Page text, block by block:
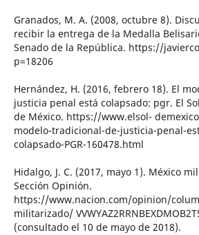
Granados, M. A. (2008, octubre 8).
recibir la entrega de la Medalla
Senado de la República. https://
p=18206
Hernández, H. (2016, febrero 18). El
justicia penal está colapsado: pgr. El
de México. https://www.elsol-
modelo-tradicional-de-justicia-penal-
colapsado-PGR-160478.html
Hidalgo, J. C. (2017, mayo 1). México
Sección Opinión.
https://www.nacion.com/opinion/
militarizado/
(consultado el 10 de mayo de 2018).